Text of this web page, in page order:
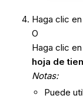
Haga clic en
O
Haga clic en
hoja de
Notas:
Puede